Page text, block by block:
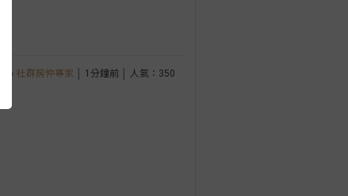
社群房仲專家 │ 1分鐘前 │ 人氣：350